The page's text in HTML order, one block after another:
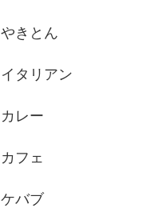
やきとん
イタリアン
カレー
カフェ
ケバブ